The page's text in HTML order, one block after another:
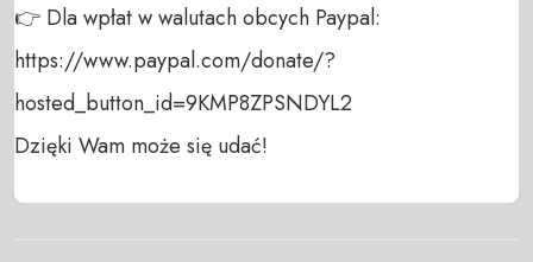
👉 Dla wpłat w walutach obcych Paypal:
https://www.paypal.com/donate/?
hosted_button_id=9KMP8ZPSNDYL2
Dzięki Wam może się udać!